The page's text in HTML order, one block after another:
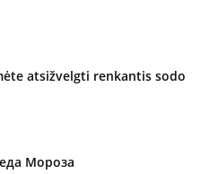
atsižvelgti renkantis sodo
Мороза